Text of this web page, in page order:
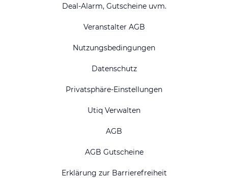
Deal-Alarm, Gutscheine uvm.
Veranstalter AGB
Nutzungsbedingungen
Datenschutz
Privatsphäre-Einstellungen
Utiq Verwalten
AGB
AGB Gutscheine
Erklärung zur Barrierefreiheit